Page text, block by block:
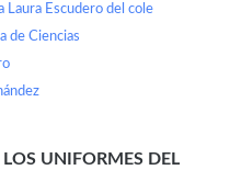
Laura Escudero del cole
de Ciencias
UNIFORMES DEL